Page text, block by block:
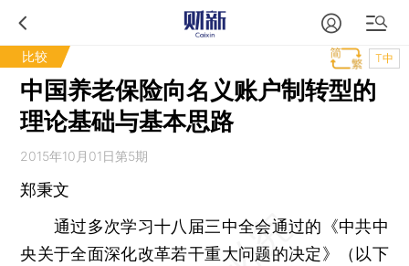
比较 T中
中国养老保险向名义账户制转型的
理论基础与基本思路
2015年10月01日第5期
郑秉文
通过多次学习十八届三中全会通过的《中共中
央关于全面深化改革若干重大问题的决定》（以下